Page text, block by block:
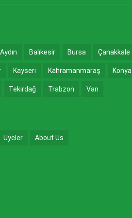
Aydın Balıkesir Bursa Çanakkale
Kayseri Kahramanmaraş Konya
Tekirdağ Trabzon Van
Üyeler About Us